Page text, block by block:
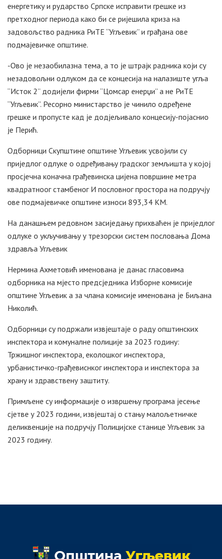
енергетику и рударство Српске исправити грешке из
претходног периода како би се ријешила криза на
задовољство радника РиТЕ “Угљевик” и грађана ове
подмајевичке општине.
-Ово је незаобилазна тема, а то је штрајк радника који су
незадовољни одлуком да се концесија на налазиште угља
“Исток 2” додијели фирми “Цомсар енерџи” а не РиТЕ
“Угљевик”. Ресорно министарство је чинило одређене
грешке и пропусте кад је додјељивало концесију-појаснио
је Перић.
Одборници Скупштине општине Угљевик усвојили су
приједлог одлуке о одређивању градског земљишта у којој
просјечна коначна грађевинска цијена површине метра
квадратноог стамбеног И пословног простора на подручју
ове подмајевичке општине износи 893,34 КМ.
На данашњем редовном засиједању прихваћен је приједлог
одлуке о укључивању у трезорски систем пословања Дома
здравља Угљевик
Нермина Ахметовић именована је данас гласовима
одборника на мјесто предсједника Изборне комисије
општине Угљевик а за члана комисије именована је Биљана
Николић.
Одборници су подржали извјештаје о раду општинских
инспектора и комуналне полиције за 2023 годину:
Тржишног инспектора, еколошког инспектора,
урбанистичко-грађевиснког инспектора и инспектора за
храну и здравствену заштиту.
Примљене су информације о извршењу програма јесење
сјетве у 2023 години, извјештај о стању малољетничке
деликвенције на подручју Полицијске станице Угљевик за
2023 годину.